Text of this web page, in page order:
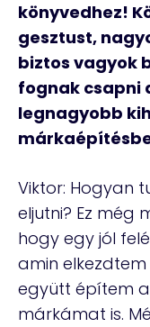
könyvedhez!
gesztust,
biztos vagyok
fognak csapni
legnagyobb
Viktor: Hogyan
eljutni? Ez még
hogy egy jól
amin
együtt építem
márkámat is.